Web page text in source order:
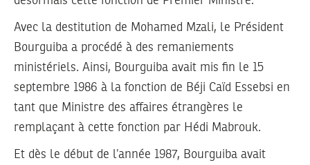
Avec la destitution de Mohamed Mzali, le Président
Bourguiba a procédé à des remaniements
ministériels. Ainsi, Bourguiba avait mis fin le 15
septembre 1986 à la fonction de Béji Caïd Essebsi en
tant que Ministre des affaires étrangères le
remplaçant à cette fonction par Hédi Mabrouk.
Et dès le début de l’année 1987, Bourguiba avait